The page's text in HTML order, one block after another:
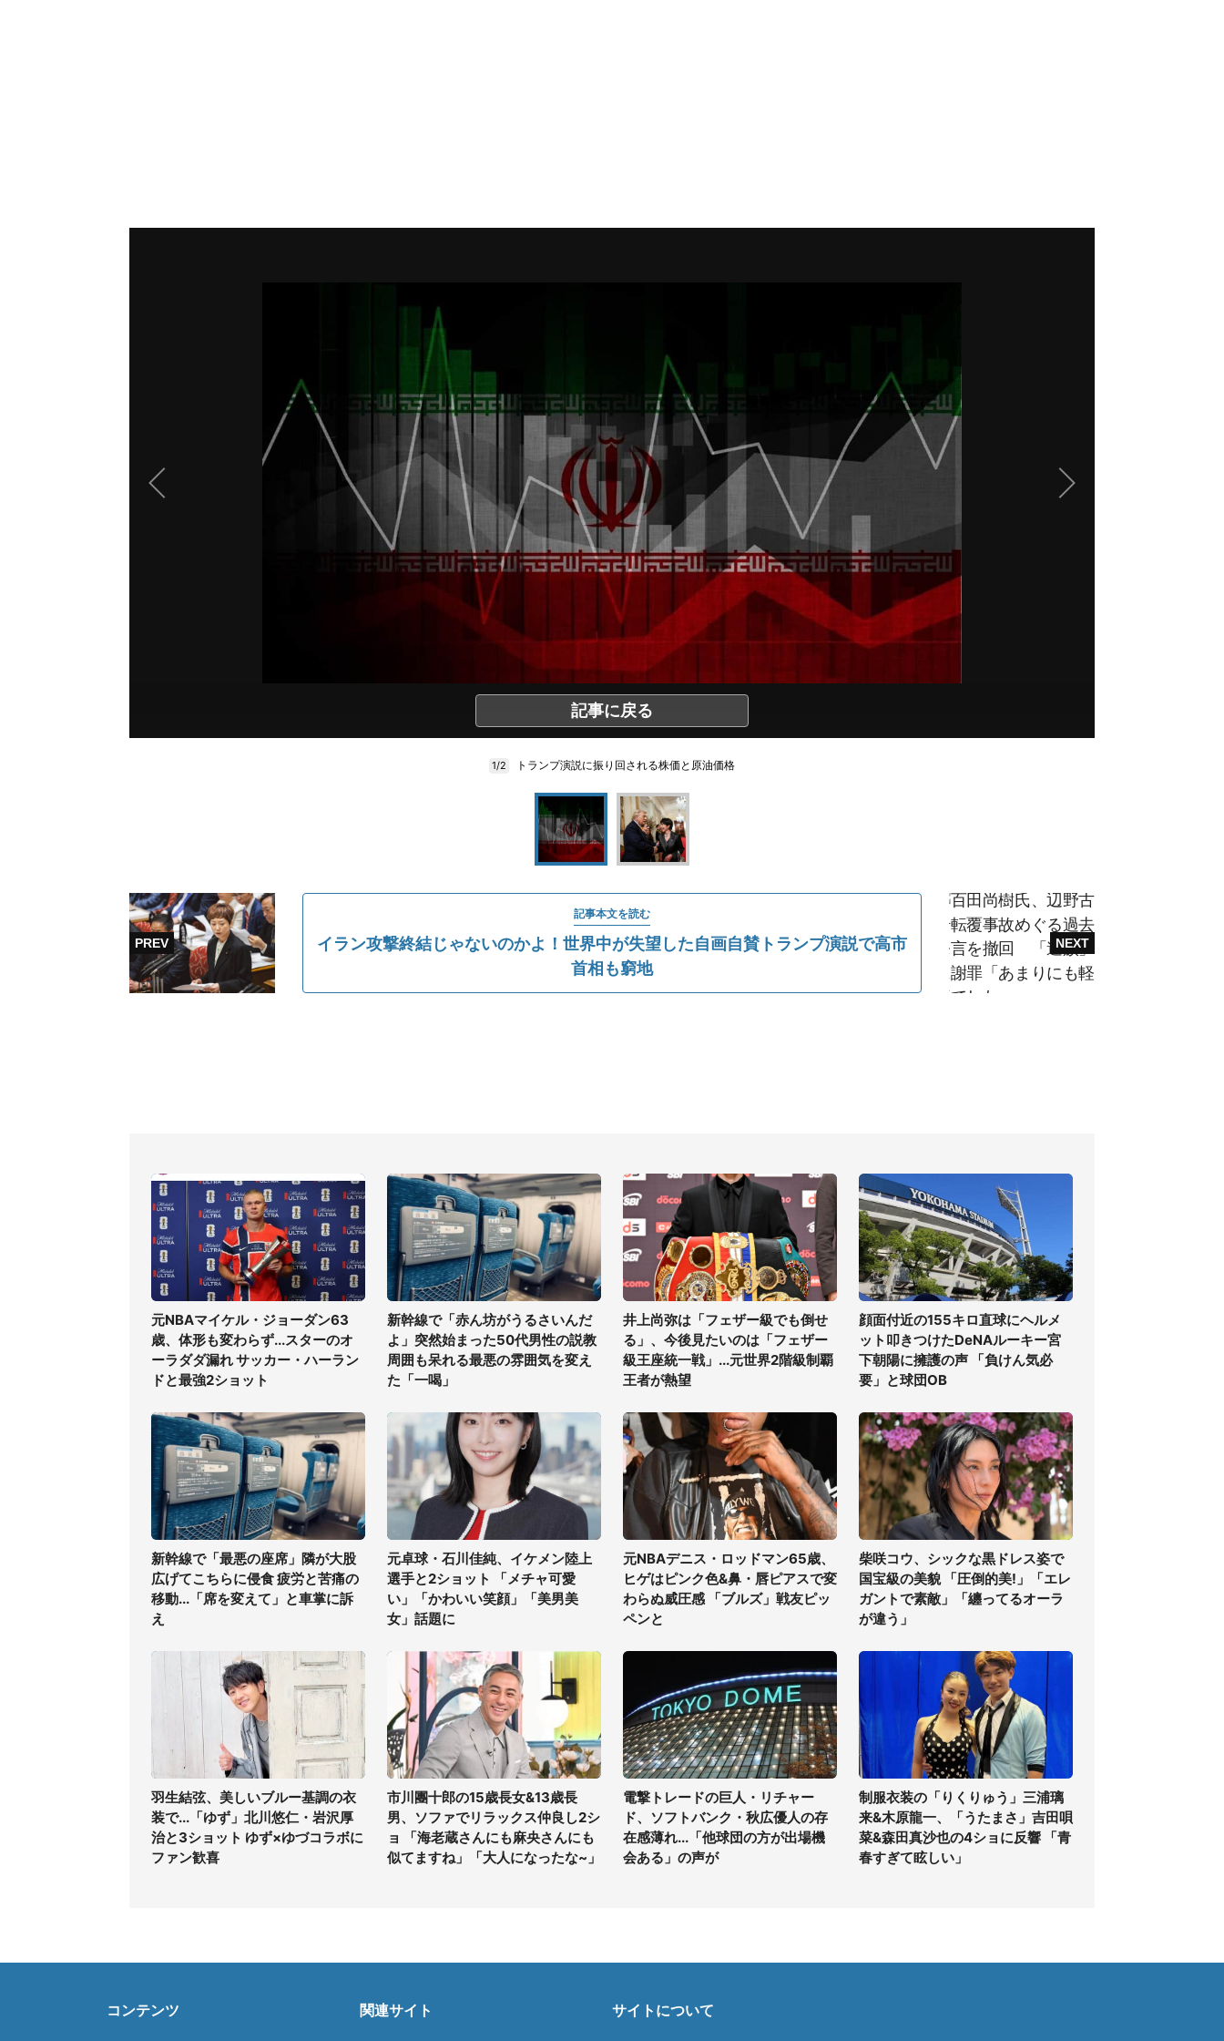
記事に戻る
1/2 トランプ演説に振り回される株価と原油価格
記事本文を読む
イラン攻撃終結じゃないのかよ！世界中が失望した自画自賛トランプ演説で高市
首相も窮地
元NBAマイケル・ジョーダン63
歳、体形も変わらず...スターのオ
ーラダダ漏れ サッカー・ハーラン
ドと最強2ショット
新幹線で「赤ん坊がうるさいんだ
よ」突然始まった50代男性の説教
周囲も呆れる最悪の雰囲気を変え
た「一喝」
井上尚弥は「フェザー級でも倒せ
る」、今後見たいのは「フェザー
級王座統一戦」...元世界2階級制覇
王者が熱望
顔面付近の155キロ直球にヘルメ
ット叩きつけたDeNAルーキー宮
下朝陽に擁護の声 「負けん気必
要」と球団OB
新幹線で「最悪の座席」隣が大股
広げてこちらに侵食 疲労と苦痛の
移動...「席を変えて」と車掌に訴
え
元卓球・石川佳純、イケメン陸上
選手と2ショット 「メチャ可愛
い」「かわいい笑顔」「美男美
女」話題に
元NBAデニス・ロッドマン65歳、
ヒゲはピンク色&鼻・唇ピアスで変
わらぬ威圧感 「ブルズ」戦友ピッ
ペンと
柴咲コウ、シックな黒ドレス姿で
国宝級の美貌 「圧倒的美!」「エレ
ガントで素敵」「纏ってるオーラ
が違う」
羽生結弦、美しいブルー基調の衣
装で...「ゆず」北川悠仁・岩沢厚
治と3ショット ゆず×ゆづコラボに
ファン歓喜
市川團十郎の15歳長女&13歳長
男、ソファでリラックス仲良し2シ
ョ 「海老蔵さんにも麻央さんにも
似てますね」「大人になったな~」
電撃トレードの巨人・リチャー
ド、ソフトバンク・秋広優人の存
在感薄れ...「他球団の方が出場機
会ある」の声が
制服衣装の「りくりゅう」三浦璃
来&木原龍一、「うたまさ」吉田唄
菜&森田真沙也の4ショに反響 「青
春すぎて眩しい」
コンテンツ 関連サイト サイトについて